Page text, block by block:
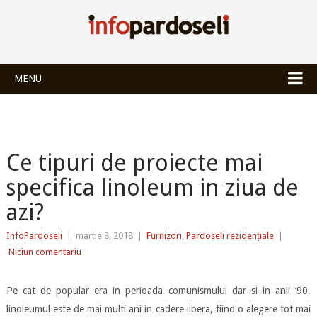
MENU
Ce tipuri de proiecte mai
specifica linoleum in ziua de
azi?
InfoPardoseli martie 8, 2018 Furnizori, Pardoseli rezidențiale
Niciun comentariu
Pe cat de popular era in perioada comunismului dar si in anii ’90,
linoleumul este de mai multi ani in cadere libera, fiind o alegere tot mai